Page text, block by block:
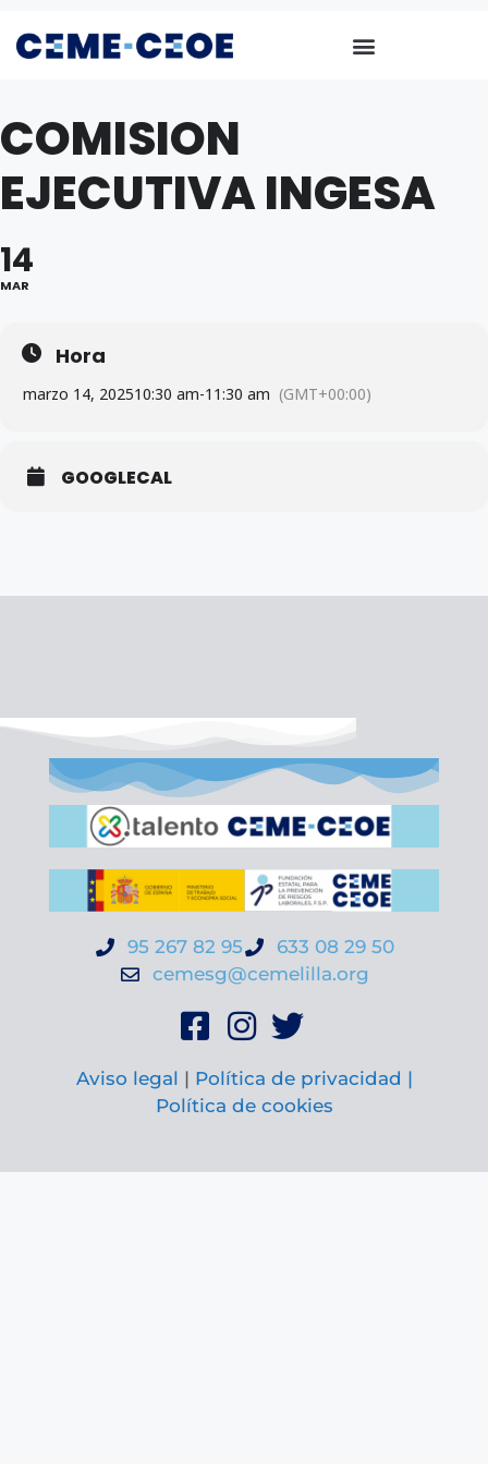
COMISION
EJECUTIVA INGESA
14
MAR
Hora
marzo 14, 202510:30 am-11:30 am (GMT+00:00)
GOOGLECAL
95 267 82 95
633 08 29 50
cemesg@cemelilla.org
Aviso legal | Política de privacidad |
Política de cookies